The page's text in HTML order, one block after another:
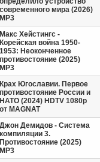
современного мира (2026)
MP3
Макс Хейстингс -
Корейская война 1950-
1953: Неоконченное
противостояние (2025)
MP3
Крах Югославии. Первое
противостояние России и
НАТО (2024) HDTV 1080p
от MAGNAT
Джон Демидов - Система
компиляции 3.
Противостояние (2025)
МР3